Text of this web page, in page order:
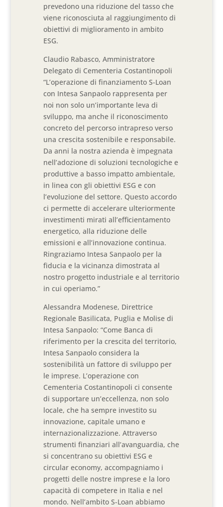
prevedono una riduzione del tasso che
viene riconosciuta al raggiungimento di
obiettivi di miglioramento in ambito
ESG.
Claudio Rabasco, Amministratore
Delegato di Cementeria Costantinopoli
“L’operazione di finanziamento S-Loan
con Intesa Sanpaolo rappresenta per
noi non solo un’importante leva di
sviluppo, ma anche il riconoscimento
concreto del percorso intrapreso verso
una crescita sostenibile e responsabile.
Da anni la nostra azienda è impegnata
nell’adozione di soluzioni tecnologiche e
produttive a basso impatto ambientale,
in linea con gli obiettivi ESG e con
l’evoluzione del settore. Questo accordo
ci permette di accelerare ulteriormente
investimenti mirati all’efficientamento
energetico, alla riduzione delle
emissioni e all’innovazione continua.
Ringraziamo Intesa Sanpaolo per la
fiducia e la vicinanza dimostrata al
nostro progetto industriale e al territorio
in cui operiamo.”
Alessandra Modenese, Direttrice
Regionale Basilicata, Puglia e Molise di
Intesa Sanpaolo: “Come Banca di
riferimento per la crescita del territorio,
Intesa Sanpaolo considera la
sostenibilità un fattore di sviluppo per
le imprese. L’operazione con
Cementeria Costantinopoli ci consente
di supportare un’eccellenza, non solo
locale, che ha sempre investito su
innovazione, capitale umano e
internazionalizzazione. Attraverso
strumenti finanziari all’avanguardia, che
si concentrano su obiettivi ESG e
circular economy, accompagniamo i
progetti delle nostre imprese e la loro
capacità di competere in Italia e nel
mondo. Nell’ambito S-Loan abbiamo